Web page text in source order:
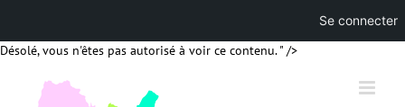
Désolé, vous n'êtes pas autorisé à voir ce contenu. " />Skip
Se connecter